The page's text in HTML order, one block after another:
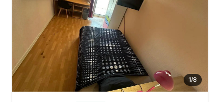
1/8